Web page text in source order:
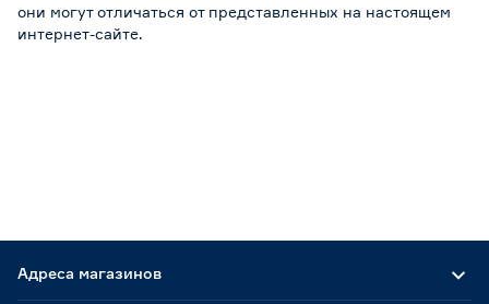
они могут отличаться от представленных на настоящем
интернет-сайте.
Адреса магазинов